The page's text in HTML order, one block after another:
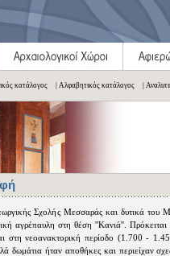
κατάλογος | Αλφαβητικός κατάλογος |
Σχολής Μεσσαράς και δυτικά
αγρέπαυλη στη θέση ''Κανιά''. Πρόκειται
στη νεοανακτορική περίοδο (1.700 -
δωμάτια ήταν αποθήκες και περιείχαν